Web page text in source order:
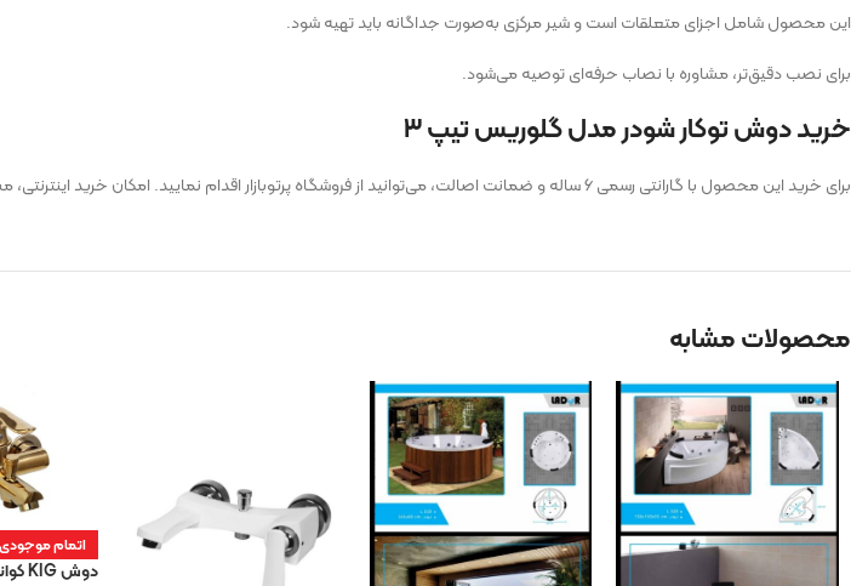
این محصول شامل اجزای متعلقات است و شیر مرکزی به‌صورت جداگانه باید تهیه شود.
برای نصب دقیق‌تر، مشاوره با نصاب حرفه‌ای توصیه می‌شود.
خرید دوش توکار شودر مدل گلوریس تیپ ۳
برای خرید این محصول با گارانتی رسمی ۶ ساله و ضمانت اصالت، می‌توانید از فروشگاه پرتوبازار اقدام نمایید. امکان خرید اینترنتی، مشاوره رایگان و ارسال سریع نیز فراهم است.
محصولات مشابه
اتمام موجودی
دوش KIG کوانتوم طلایی